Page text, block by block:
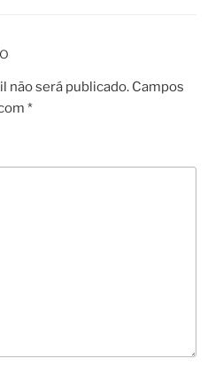
não será publicado. Campos
*